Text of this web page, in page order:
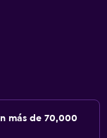
más de 70,000